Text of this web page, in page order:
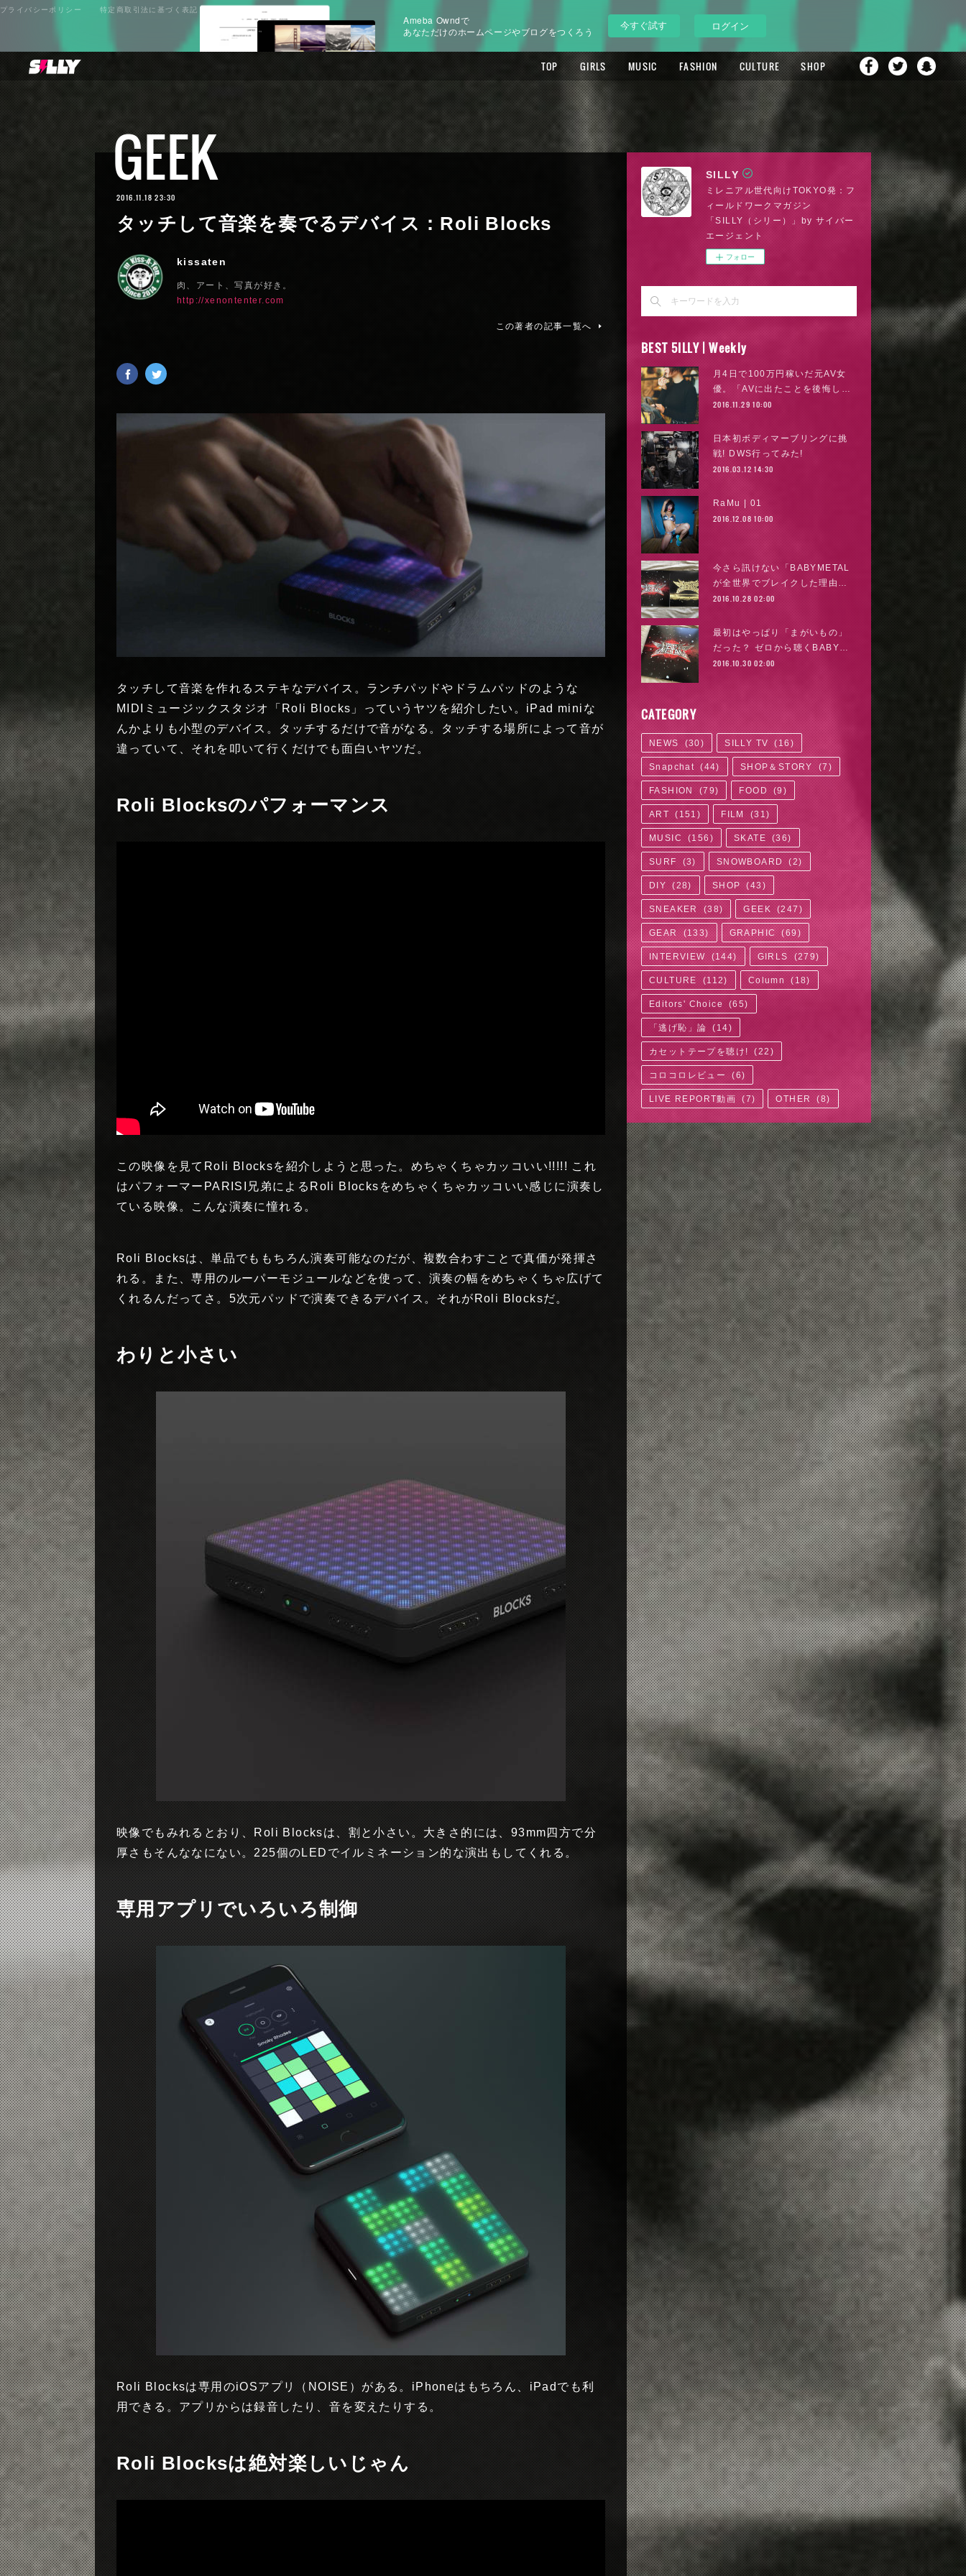
Ameba Owndで
あなただけのホームページやブログをつくろう
今すぐ試す ログイン
TOP GIRLS MUSIC FASHION CULTURE SHOP
GEEK
2016.11.18 23:30
タッチして音楽を奏でるデバイス：Roli Blocks
kissaten
肉、アート、写真が好き。
http://xenontenter.com
この著者の記事一覧へ
タッチして音楽を作れるステキなデバイス。ランチパッドやドラムパッドのような
MIDIミュージックスタジオ「Roli Blocks」っていうヤツを紹介したい。iPad miniな
んかよりも小型のデバイス。タッチするだけで音がなる。タッチする場所によって音が
違っていて、それを叩いて行くだけでも面白いヤツだ。
Roli Blocksのパフォーマンス
この映像を見てRoli Blocksを紹介しようと思った。めちゃくちゃカッコいい!!!!! これ
はパフォーマーPARISI兄弟によるRoli Blocksをめちゃくちゃカッコいい感じに演奏し
ている映像。こんな演奏に憧れる。
Roli Blocksは、単品でももちろん演奏可能なのだが、複数合わすことで真価が発揮さ
れる。また、専用のルーパーモジュールなどを使って、演奏の幅をめちゃくちゃ広げて
くれるんだってさ。5次元パッドで演奏できるデバイス。それがRoli Blocksだ。
わりと小さい
映像でもみれるとおり、Roli Blocksは、割と小さい。大きさ的には、93mm四方で分
厚さもそんななにない。225個のLEDでイルミネーション的な演出もしてくれる。
専用アプリでいろいろ制御
Roli Blocksは専用のiOSアプリ（NOISE）がある。iPhoneはもちろん、iPadでも利
用できる。アプリからは録音したり、音を変えたりする。
Roli Blocksは絶対楽しいじゃん
SILLY
ミレニアル世代向けTOKYO発：フ
ィールドワークマガジン
「SILLY（シリー）」by サイバー
エージェント
フォロー
BEST 5ILLY | Weekly
月4日で100万円稼いだ元AV女
優。「AVに出たことを後悔し…
2016.11.29 10:00
日本初ボディマーブリングに挑
戦! DWS行ってみた!
2016.03.12 14:30
RaMu | 01
2016.12.08 10:00
今さら訊けない「BABYMETAL
が全世界でブレイクした理由…
2016.10.28 02:00
最初はやっぱり「まがいもの」
だった？ ゼロから聴くBABY…
2016.10.30 02:00
CATEGORY
NEWS (30) SILLY TV (16)
Snapchat (44) SHOP＆STORY (7)
FASHION (79) FOOD (9 )
ART ( 151 ) FILM (31)
MUSIC (156 ) SKATE (36)
SURF (3) SNOWBOARD (2)
DIY (28) SHOP (43)
SNEAKER (38) GEEK (247)
GEAR (133) GRAPHIC (69)
INTERVIEW (144) GIRLS (279)
CULTURE (112) Column (18)
Editors' Choice (65)
「逃げ恥」論 ( 14)
カセットテープを聴け! (22 )
コロコロレビュー (6)
LIVE REPORT動画 (7) OTHER (8)
プライバシーポリシー 特定商取引法に基づく表記